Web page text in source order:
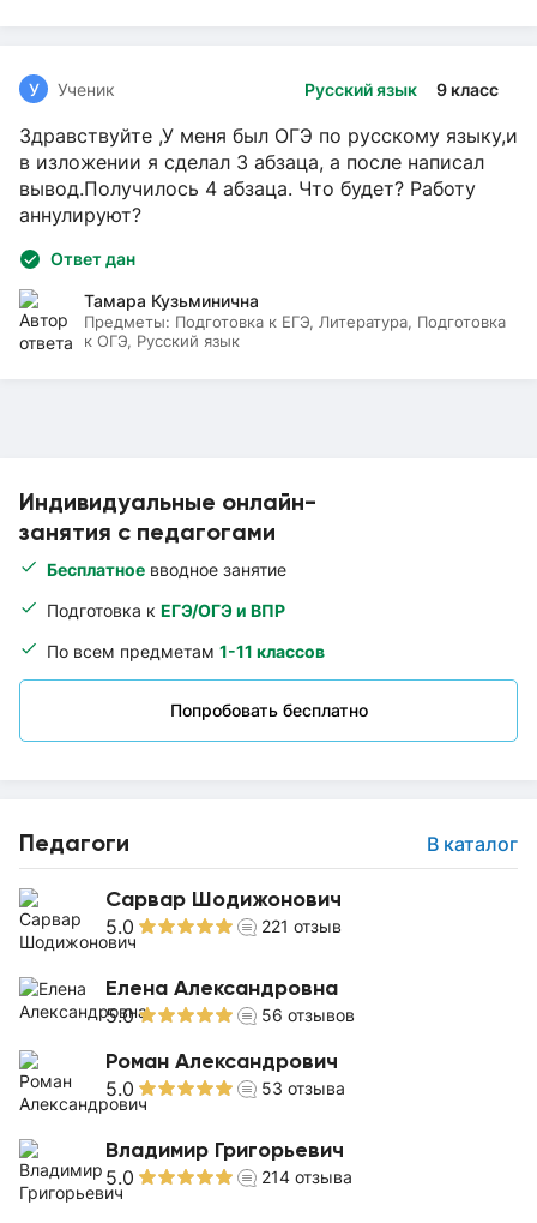
Индивидуальные онлайн-
занятия с педагогами
Бесплатное вводное занятие
Подготовка к ЕГЭ/ОГЭ и ВПР
По всем предметам 1-11 классов
Попробовать бесплатно
Педагоги В каталог
Сарвар Шодижонович
5.0 221 отзыв
Елена Александровна
5.0 56 отзывов
Роман Александрович
5.0 53 отзыва
Владимир Григорьевич
5.0 214 отзыва
Русский язык 9 класс
У Ученик
Здравствуйте ,У меня был ОГЭ по русскому языку,и
в изложении я сделал 3 абзаца, а после написал
вывод.Получилось 4 абзаца. Что будет? Работу
аннулируют?
Ответ дан
Тамара Кузьминична
Предметы: Подготовка к ЕГЭ, Литература, Подготовка
к ОГЭ, Русский язык